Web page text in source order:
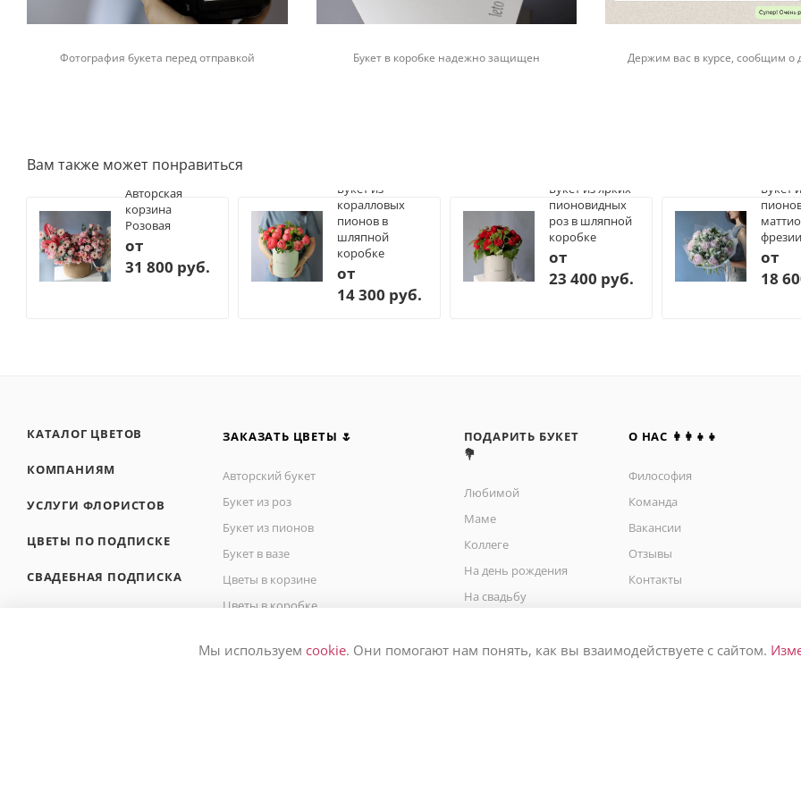
Фотография букета перед отправкой Букет в коробке надежно защищен Держим вас в курсе, сообщим о
Вам также может понравиться
Авторская
корзина
Розовая
от
31 800 руб.
Букет из
коралловых
пионов в
шляпной
коробке
от
14 300 руб.
Букет из ярких
пионовидных
роз в шляпной
коробке
от
23 400 руб.
Букет
фрезии
от
18
КАТАЛОГ ЦВЕТОВ
КОМПАНИЯМ
УСЛУГИ ФЛОРИСТОВ
ЦВЕТЫ ПО ПОДПИСКЕ
СВАДЕБНАЯ ПОДПИСКА
ЗАКАЗАТЬ ЦВЕТЫ 🌷
Авторский букет
Букет из роз
Букет из пионов
Букет в вазе
Цветы в корзине
Цветы в коробке
Букет на сегодня
ПОДАРИТЬ БУКЕТ
💐
Любимой
Маме
Коллеге
На день рождения
На свадьбу
На выписку
О НАС 👩‍👩‍👧‍👧
Философия
Команда
Вакансии
Отзывы
Контакты
Мы используем cookie. Они помогают нам понять, как вы взаимодействуете с сайтом.